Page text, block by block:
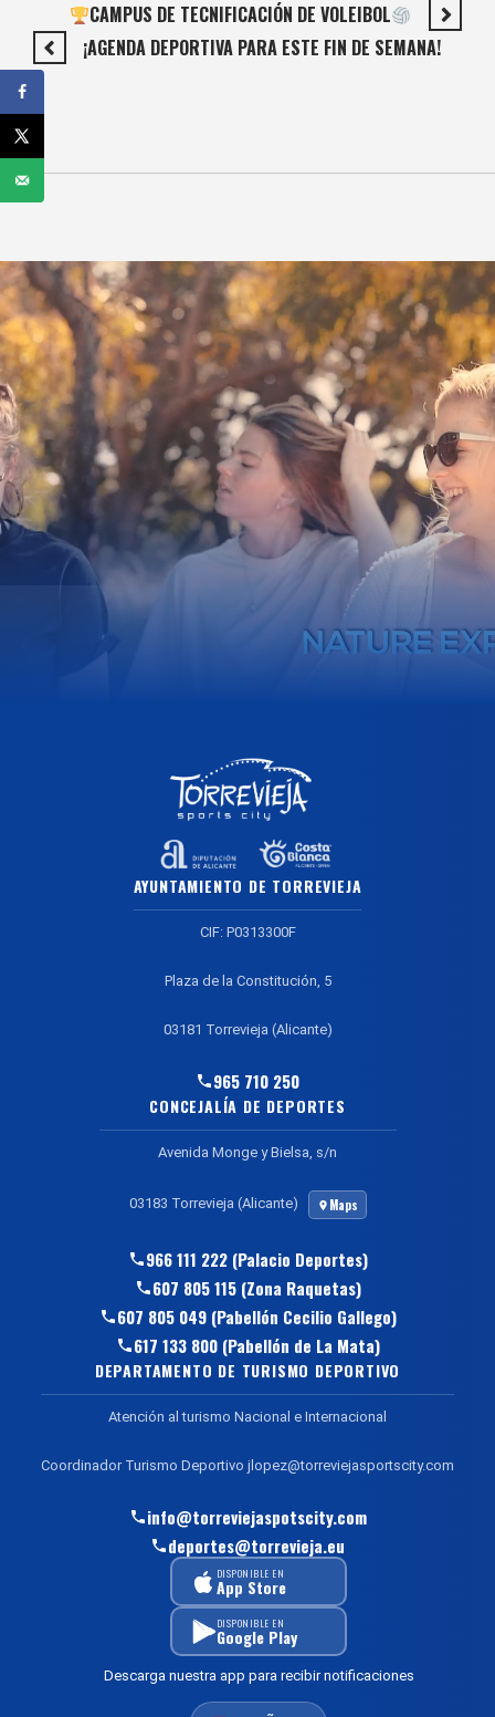
CAMPUS DE TECNIFICACIÓN DE VOLEIBOL
¡AGENDA DEPORTIVA PARA ESTE FIN DE SEMANA!
AYUNTAMIENTO DE TORREVIEJA
CIF: P0313300F
Plaza de la Constitución, 5
03181 Torrevieja (Alicante)
965 710 250
CONCEJALÍA DE DEPORTES
Avenida Monge y Bielsa, s/n
03183 Torrevieja (Alicante) Maps
966 111 222 (Palacio Deportes)
607 805 115 (Zona Raquetas)
607 805 049 (Pabellón Cecilio Gallego)
617 133 800 (Pabellón de La Mata)
DEPARTAMENTO DE TURISMO DEPORTIVO
Atención al turismo Nacional e Internacional
Coordinador Turismo Deportivo jlopez@torreviejasportscity.com
info@torreviejaspotscity.com
deportes@torrevieja.eu
DISPONIBLE EN
App Store
DISPONIBLE EN
Google Play
Descarga nuestra app para recibir notificaciones